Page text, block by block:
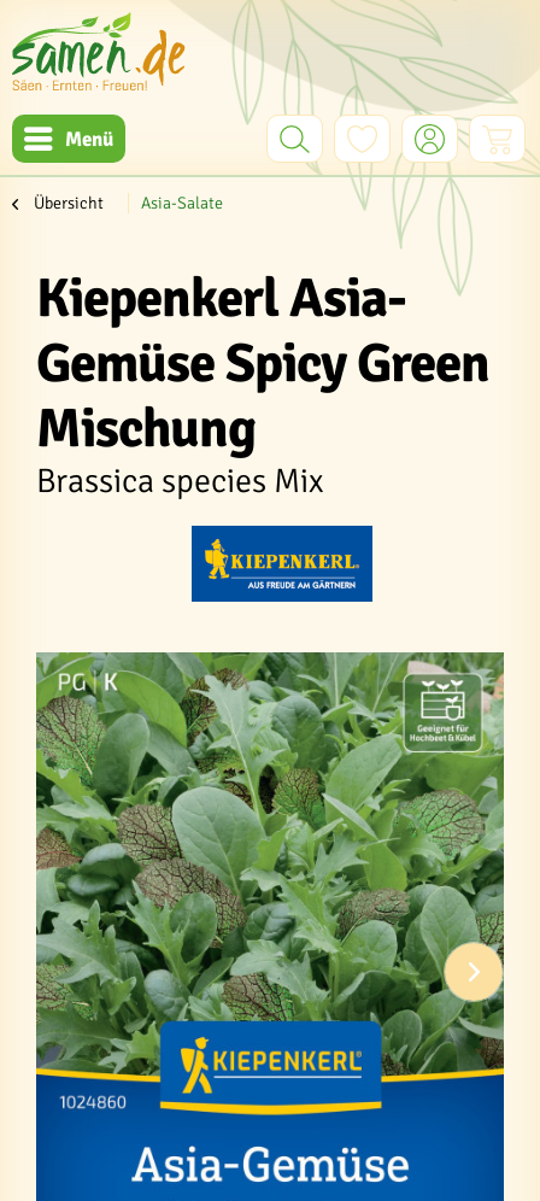
Menü
Übersicht Asia-Salate
Kiepenkerl Asia-
Gemüse Spicy Green
Mischung
Brassica species Mix